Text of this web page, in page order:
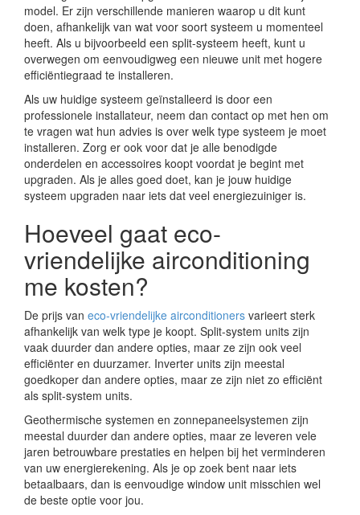
model. Er zijn verschillende manieren waarop u dit kunt
doen, afhankelijk van wat voor soort systeem u momenteel
heeft. Als u bijvoorbeeld een split-systeem heeft, kunt u
overwegen om eenvoudigweg een nieuwe unit met hogere
efficiëntiegraad te installeren.
Als uw huidige systeem geïnstalleerd is door een
professionele installateur, neem dan contact op met hen om
te vragen wat hun advies is over welk type systeem je moet
installeren. Zorg er ook voor dat je alle benodigde
onderdelen en accessoires koopt voordat je begint met
upgraden. Als je alles goed doet, kan je jouw huidige
systeem upgraden naar iets dat veel energiezuiniger is.
Hoeveel gaat eco-
vriendelijke airconditioning
me kosten?
De prijs van eco-vriendelijke airconditioners varieert sterk
afhankelijk van welk type je koopt. Split-system units zijn
vaak duurder dan andere opties, maar ze zijn ook veel
efficiënter en duurzamer. Inverter units zijn meestal
goedkoper dan andere opties, maar ze zijn niet zo efficiënt
als split-system units.
Geothermische systemen en zonnepaneelsystemen zijn
meestal duurder dan andere opties, maar ze leveren vele
jaren betrouwbare prestaties en helpen bij het verminderen
van uw energierekening. Als je op zoek bent naar iets
betaalbaars, dan is eenvoudige window unit misschien wel
de beste optie voor jou.